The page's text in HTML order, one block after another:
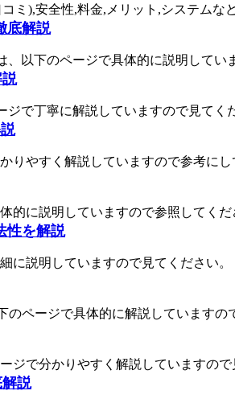
ミ),安全性,料金,メリット,システム
底解説
以下のページで具体的に説明してい
で丁寧に解説していますので見てく
やすく解説していますので参考にし
に説明していますので参照してくだ
性を解説
に説明していますので見てください。
ページで具体的に解説していますの
で分かりやすく解説していますので
説